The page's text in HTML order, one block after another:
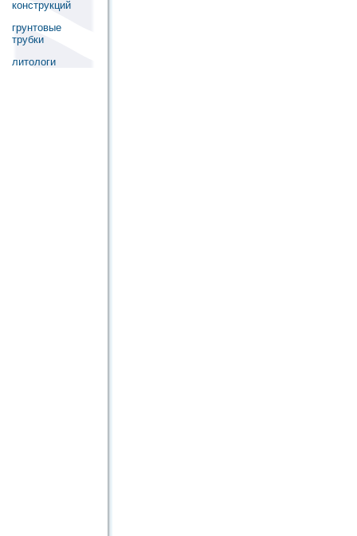
конструкций
грунтовые
трубки
литологи